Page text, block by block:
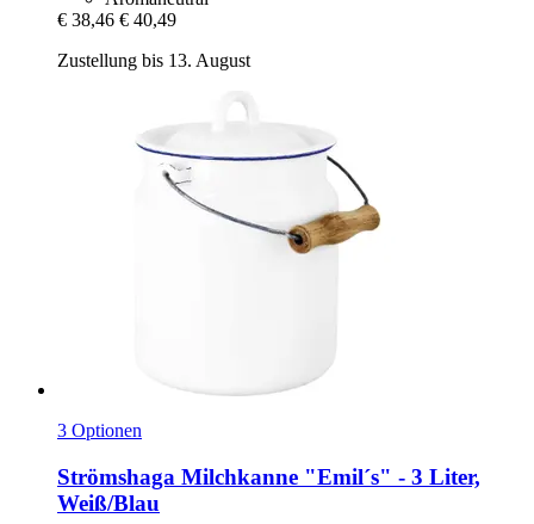
€ 38,46 € 40,49
Zustellung bis 13. August
3 Optionen
Strömshaga Milchkanne "Emil´s" -​ 3 Liter,
Weiß/Blau